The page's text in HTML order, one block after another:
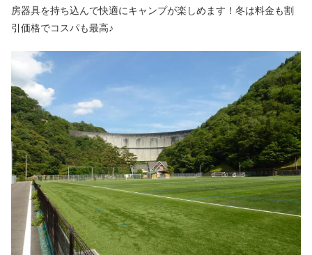
房器具を持ち込んで快適にキャンプが楽しめます！冬は料金も割
引価格でコスパも最高♪